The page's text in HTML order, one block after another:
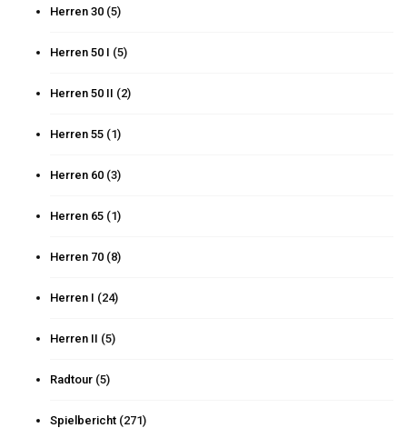
Herren 30 (5)
Herren 50 I (5)
Herren 50 II (2)
Herren 55 (1)
Herren 60 (3)
Herren 65 (1)
Herren 70 (8)
Herren I (24)
Herren II (5)
Radtour (5)
Spielbericht (271)